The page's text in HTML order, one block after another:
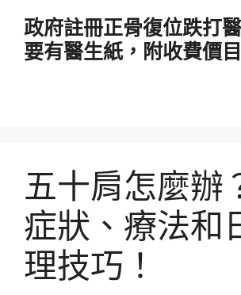
政府註冊正骨復位跌打
要有醫生紙，附收費價
五十肩怎麼辦
症狀、療法和
理技巧！